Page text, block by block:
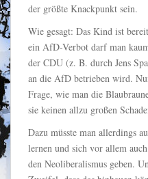
der größte Knackpunkt sein.
Wie gesagt: Das Kind ist
ein AfD-Verbot darf man
der CDU (z. B. durch Jens
an die AfD betrieben wird.
Frage, wie man die
sie keinen allzu großen
Dazu müsste man allerdings
lernen und sich vor allem
den Neoliberalismus geben.